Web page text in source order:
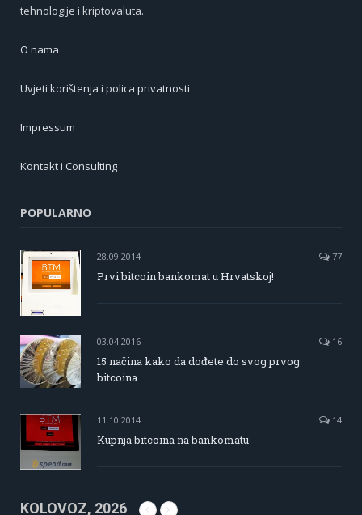
tehnologije i kriptovaluta.
O nama
Uvjeti korištenja i polica privatnosti
Impressum
Kontakt i Consulting
POPULARNO
28.09.2014 77
Prvi bitcoin bankomat u Hrvatskoj!
03.04.2016 16
15 načina kako da dođete do svog prvog
bitcoina
11.10.2014 14
Kupnja bitcoina na bankomatu
KOLOVOZ, 2026